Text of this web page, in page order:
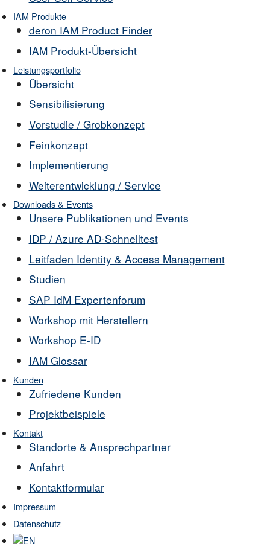
IAM Produkte
deron IAM Product Finder
IAM Produkt-Übersicht
Leistungsportfolio
Übersicht
Sensibilisierung
Vorstudie / Grobkonzept
Feinkonzept
Implementierung
Weiterentwicklung / Service
Downloads & Events
Unsere Publikationen und Events
IDP / Azure AD-Schnelltest
Leitfaden Identity & Access Management
Studien
SAP IdM Expertenforum
Workshop mit Herstellern
Workshop E-ID
IAM Glossar
Kunden
Zufriedene Kunden
Projektbeispiele
Kontakt
Standorte & Ansprechpartner
Anfahrt
Kontaktformular
Impressum
Datenschutz